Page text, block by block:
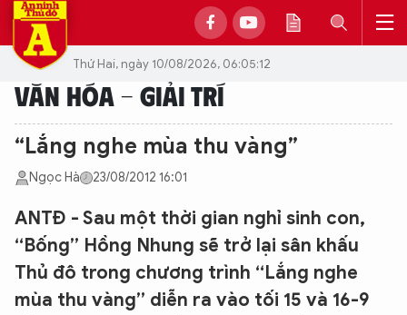
Thứ Hai, ngày 10/08/2026, 06:05:12
VĂN HÓA - GIẢI TRÍ
“Lắng nghe mùa thu vàng”
Ngọc Hà 23/08/2012 16:01
ANTĐ - Sau một thời gian nghỉ sinh con,
“Bống” Hồng Nhung sẽ trở lại sân khấu
Thủ đô trong chương trình “Lắng nghe
mùa thu vàng” diễn ra vào tối 15 và 16-9